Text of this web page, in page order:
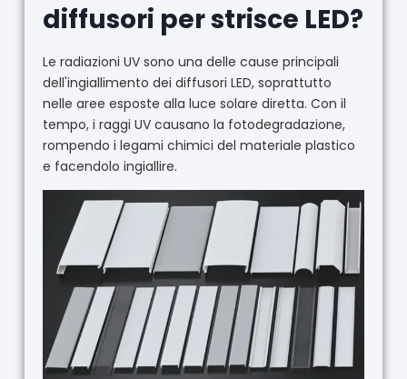
diffusori per strisce LED?
Le radiazioni UV sono una delle cause principali
dell'ingiallimento dei diffusori LED, soprattutto
nelle aree esposte alla luce solare diretta. Con il
tempo, i raggi UV causano la fotodegradazione,
rompendo i legami chimici del materiale plastico
e facendolo ingiallire.